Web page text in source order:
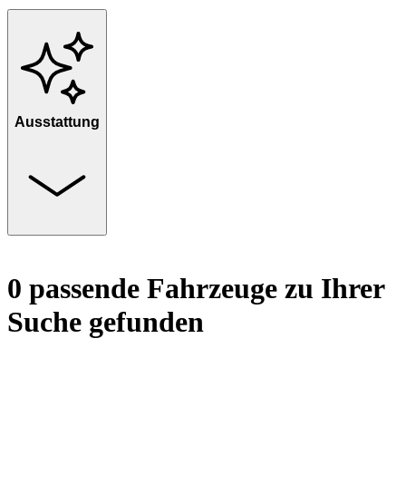
Ausstattung
0 passende Fahrzeuge zu Ihrer
Suche gefunden